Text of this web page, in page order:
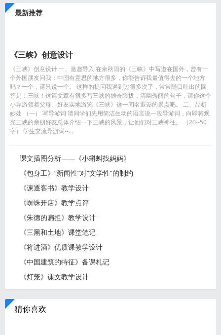
最新推荐
《三峡》创意设计
《三峡》创意设计 一、激趣导入 在余秋雨的《三峡》中写道在国外，曾有一
个外国朋友问我：中国有意思的地方很多，你能告诉我最值得去的一个地方
吗？一个，请只说一个。 这样的提问我遇到过很多次了，常常随口吐出的回
答是：三峡！这篇文章有很多写三峡的雄奇险拔，清幽秀丽的句子，请你这个
小导游领着父母、好友实地游览《三峡》这一闻名遐迩的景点吧。 二、品析
妙处 （一） 写导游词 请同学们先用简洁生动的语言说一段导游词，向即将观
光三峡的亲朋好友总体介绍一下三峡的风景，让他们对三峡神往。 （20--50
字） 学生交流导游词--...
课文插图分析——《小蝌蚪找妈妈》
《包身工》“新闻性”对“文学性”的制约
《谏逐客书》教学设计
《蜘蛛开店》教学点评
《朱德的扁担》教学设计
《三黑和土地》课堂笔记
《将进酒》优质课教学设计
《中国建筑的特征》备课札记
《灯笼》课文教学设计
猜你喜欢